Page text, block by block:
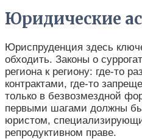
Юридические
Юриспруденция здесь
обходить. Законы о
региона к региону: где-то
контрактами, где-то
только в безвозмездной
первыми шагами должны
юристом,
репродуктивном праве.